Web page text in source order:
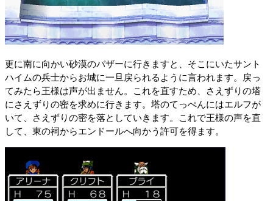
更に南に向かい砂漠のバザーに行きますと、そこにいたサント
ハイムの兵士からお城に一旦戻られるように言われます。戻っ
てみたら王様は声が出ません。これを直すため、さえずりの塔
にさえずりの密を求めに行きます。塔のてっぺんにはエルフが
いて、さえずりの密を落としていきます。これで王様の声を直
して、東の祠からエンドールへ向かう許可を得ます。